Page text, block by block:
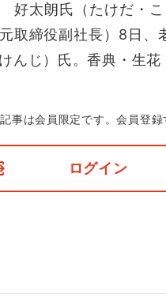
太朗氏（たけだ・こ
取締役副社長）8日、
んじ）氏。香典・生
事は会員限定です。会員登録
ログイン